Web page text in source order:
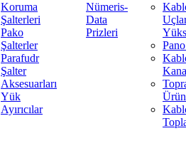
Koruma
Şalterleri
Pako
Şalterler
Parafudr
Şalter
Aksesuarları
Yük
Ayırıcılar
Nümeris-
Data
Prizleri